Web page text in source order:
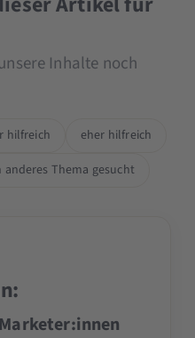
Inhalte noch
hilfreich
eher hilfreich
anderes Thema gesucht